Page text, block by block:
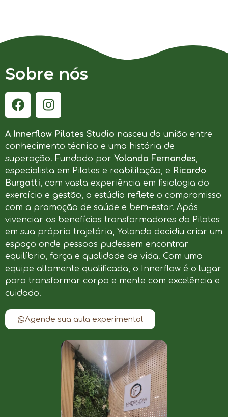
Sobre nós
A Innerflow Pilates Studio nasceu da união entre
conhecimento técnico e uma história de
superação. Fundado por Yolanda Fernandes,
especialista em Pilates e reabilitação, e Ricardo
Burgatti, com vasta experiência em fisiologia do
exercício e gestão, o estúdio reflete o compromisso
com a promoção de saúde e bem-estar. Após
vivenciar os benefícios transformadores do Pilates
em sua própria trajetória, Yolanda decidiu criar um
espaço onde pessoas pudessem encontrar
equilíbrio, força e qualidade de vida. Com uma
equipe altamente qualificada, o Innerflow é o lugar
para transformar corpo e mente com excelência e
cuidado.
Agende sua aula experimental